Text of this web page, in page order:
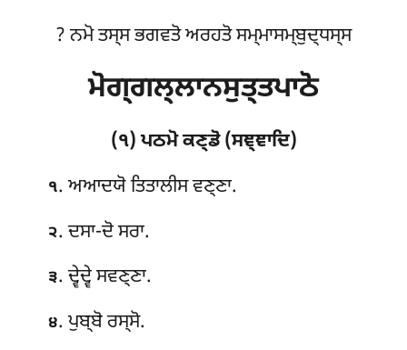
? ਨਮੋ ਤਸ੍ਸ ਭਗਵਤੋ ਅਰਹਤੋ ਸਮ੍ਮਾਸਮ੍ਬੁਦ੍ਧਸ੍ਸ
ਮੋਗ੍ਗਲ੍ਲਾਨਸੁਤ੍ਤਪਾਠੋ
(੧) ਪਠਮੋ ਕਣ੍ਡੋ (ਸਞ੍ਞਾਦਿ)
੧. ਅਆਦਯੋਤਿਤਾਲੀਸ ਵਣ੍ਣਾ.
੨. ਦਸਾ-ਦੋ ਸਰਾ.
੩. ਦ੍ਵੇਦ੍ਵੇ ਸਵਣ੍ਣਾ.
੪. ਪੁਬ੍ਬੋ ਰਸ੍ਸੋ.